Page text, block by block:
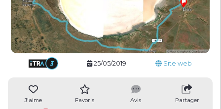
25/05/2019 Site web
J'aime Favoris Avis Partager